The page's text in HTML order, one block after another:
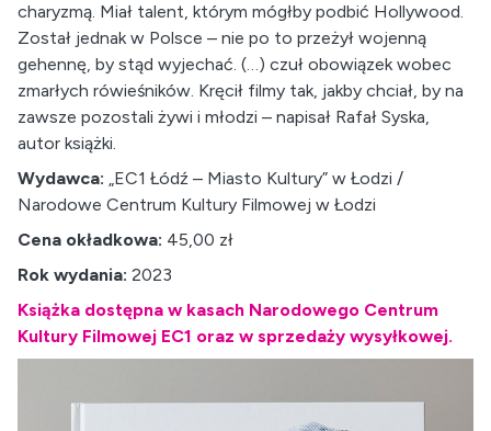
charyzmą. Miał talent, którym mógłby podbić Hollywood.
Został jednak w Polsce – nie po to przeżył wojenną
gehennę, by stąd wyjechać. (…) czuł obowiązek wobec
zmarłych rówieśników. Kręcił filmy tak, jakby chciał, by na
zawsze pozostali żywi i młodzi – napisał Rafał Syska,
autor książki.
Wydawca: „EC1 Łódź – Miasto Kultury” w Łodzi /
Narodowe Centrum Kultury Filmowej w Łodzi
Cena okładkowa: 45,00 zł
Rok wydania: 2023
Książka dostępna w kasach Narodowego Centrum
Kultury Filmowej EC1 oraz w sprzedaży wysyłkowej.